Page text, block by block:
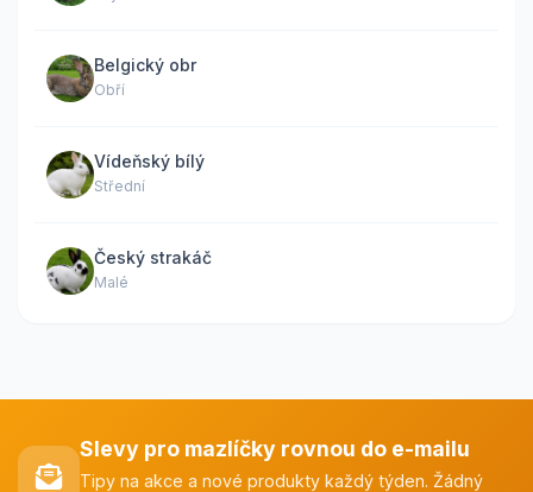
Belgický obr
Obří
Vídeňský bílý
Střední
Český strakáč
Malé
Slevy pro mazlíčky rovnou do e-mailu
Tipy na akce a nové produkty každý týden. Žádný